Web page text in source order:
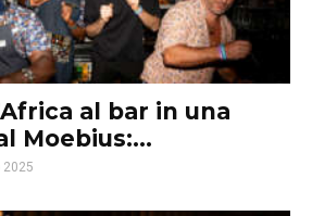
al bar in una
Moebius:...
2025